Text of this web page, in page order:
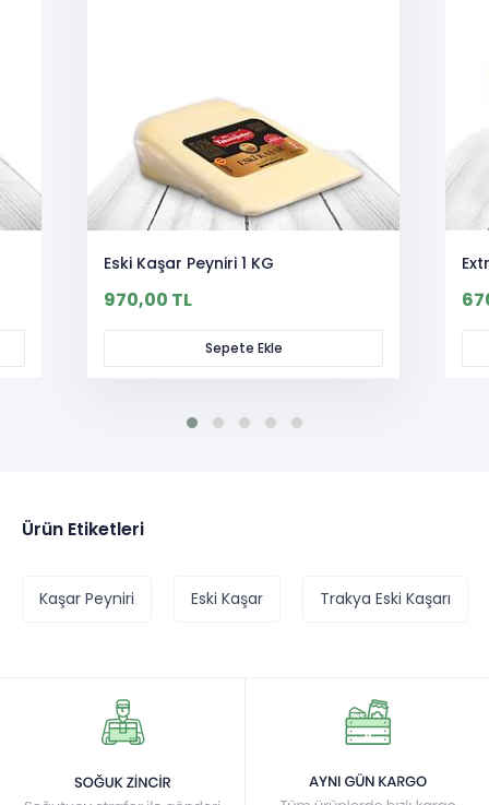
Eski Kaşar Peyniri 1 KG
970,00 TL
Sepete Ekle
Ürün Etiketleri
Kaşar Peyniri Eski Kaşar Trakya Eski Kaşarı